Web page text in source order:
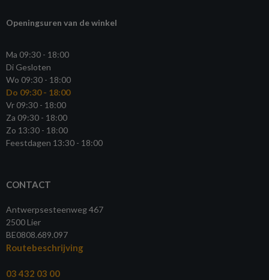
Openingsuren van de winkel
Ma 09:30 - 18:00
Di Gesloten
Wo 09:30 - 18:00
Do 09:30 - 18:00
Vr 09:30 - 18:00
Za 09:30 - 18:00
Zo 13:30 - 18:00
Feestdagen 13:30 - 18:00
CONTACT
Antwerpsesteenweg 467
2500 Lier
BE0808.689.097
Routebeschrijving
03 432 03 00